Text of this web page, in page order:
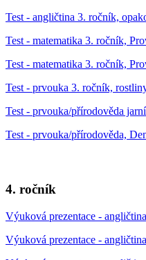
Test - angličtina 3. ročník,
Test - matematika 3. ročník,
Test - matematika 3. ročník,
Test - prvouka 3. ročník,
Test - prvouka/přírodověda
Test - prvouka/přírodověda,
4. ročník
Výuková prezentace -
Výuková prezentace -